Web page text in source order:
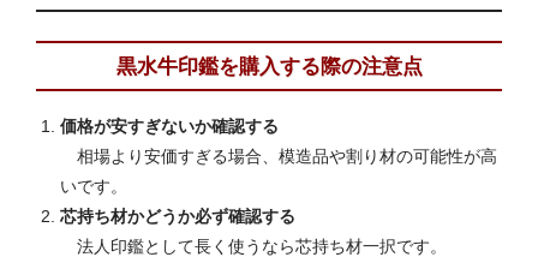
黒水牛印鑑を購入する際の注意点
価格が安すぎないか確認する
相場より安価すぎる場合、模造品や割り材の可能性が高
いです。
芯持ち材かどうか必ず確認する
法人印鑑として長く使うなら芯持ち材一択です。